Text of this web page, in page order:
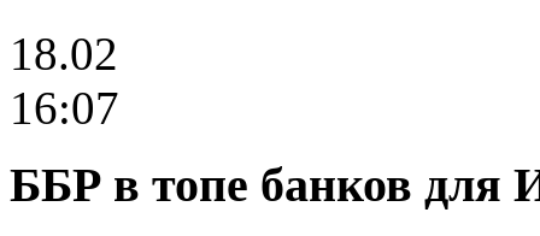
18.02
16:07
ББР в топе банков для